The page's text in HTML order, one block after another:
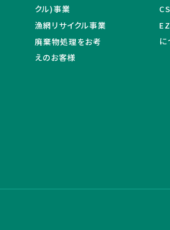
クル)事業
漁網リサイクル事業
廃棄物処理をお考
えのお客様
に